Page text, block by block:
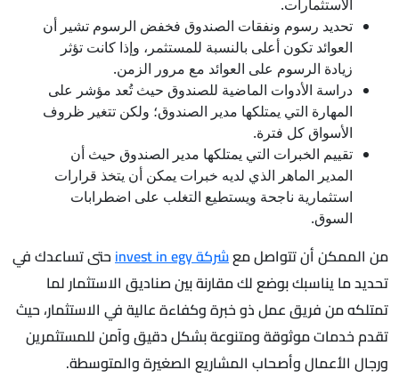
الاستثمارات.
تحديد رسوم ونفقات الصندوق فخفض الرسوم تشير أن
العوائد تكون أعلى بالنسبة للمستثمر، وإذا كانت تؤثر
زيادة الرسوم على العوائد مع مرور الزمن.
دراسة الأدوات الماضية للصندوق حيث تُعد مؤشر على
المهارة التي يمتلكها مدير الصندوق؛ ولكن تتغير ظروف
الأسواق كل فترة.
تقييم الخبرات التي يمتلكها مدير الصندوق حيث أن
المدير الماهر الذي لديه خبرات يمكن أن يتخذ قرارات
استثمارية ناجحة ويستطيع التغلب على اضطرابات
السوق.
من الممكن أن تتواصل معشركة invest in egy
حتى تساعدك في
تحديد ما يناسبك بوضع لك مقارنة بين صناديق الاستثمار لما
تمتلكه من فريق عمل ذو خبرة وكفاءة عالية في الاستثمار، حيث
تقدم خدمات موثوقة ومتنوعة بشكل دقيق وآمن للمستثمرين
ورجال الأعمال وأصحاب المشاريع الصغيرة والمتوسطة.